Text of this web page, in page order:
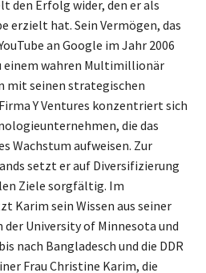
den Erfolg wider, den er als
erzielt hat. Sein Vermögen, das
an Google im Jahr 2006
einem wahren Multimillionär
mit seinen strategischen
Y Ventures konzentriert sich
die das
Wachstum aufweisen. Zur
setzt er auf Diversifizierung
Ziele sorgfältig. Im
Karim sein Wissen aus seiner
University of Minnesota und
nach Bangladesch und die DDR
Frau Christine Karim, die